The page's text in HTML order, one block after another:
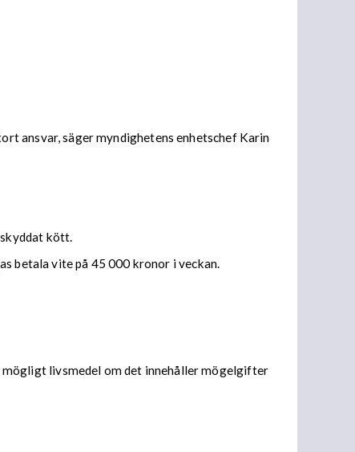
ansvar, säger myndighetens enhetschef Karin
kött.
betala vite på 45 000 kronor i veckan.
mögligt livsmedel om det innehåller mögelgifter